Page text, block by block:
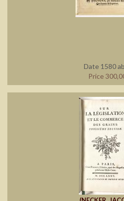
Date 1580
Price